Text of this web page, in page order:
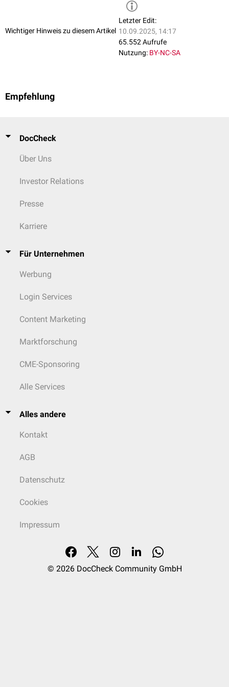
Cadherin
Linse(Auge),Herz
Skelettmuskeln
Wichtiger Hinweis zu diesem Artikel
Letzter Edit:
10.09.2025, 14:17
65.552 Aufrufe
Nutzung: BY-NC-SA
Empfehlung
DocCheck
Über Uns
Investor Relations
Presse
Karriere
Für Unternehmen
Werbung
Login Services
Content Marketing
Marktforschung
CME-Sponsoring
Alle Services
Alles andere
Kontakt
AGB
Datenschutz
Cookies
Impressum
© 2026 DocCheck Community GmbH